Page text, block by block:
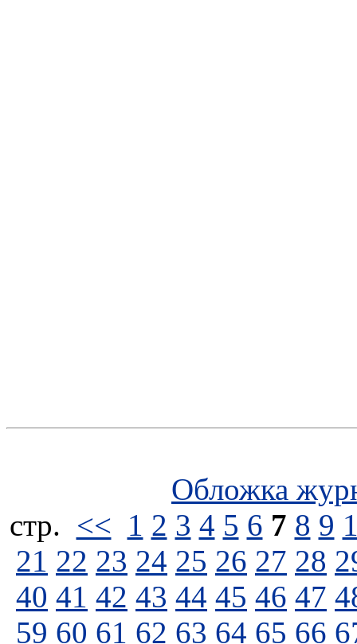
Обложка
стp. << 1 2 3 4 5 6 7 8 9
21 22 23 24 25 26 27 28
40 41 42 43 44 45 46 47
59 60 61 62 63 64 65 66